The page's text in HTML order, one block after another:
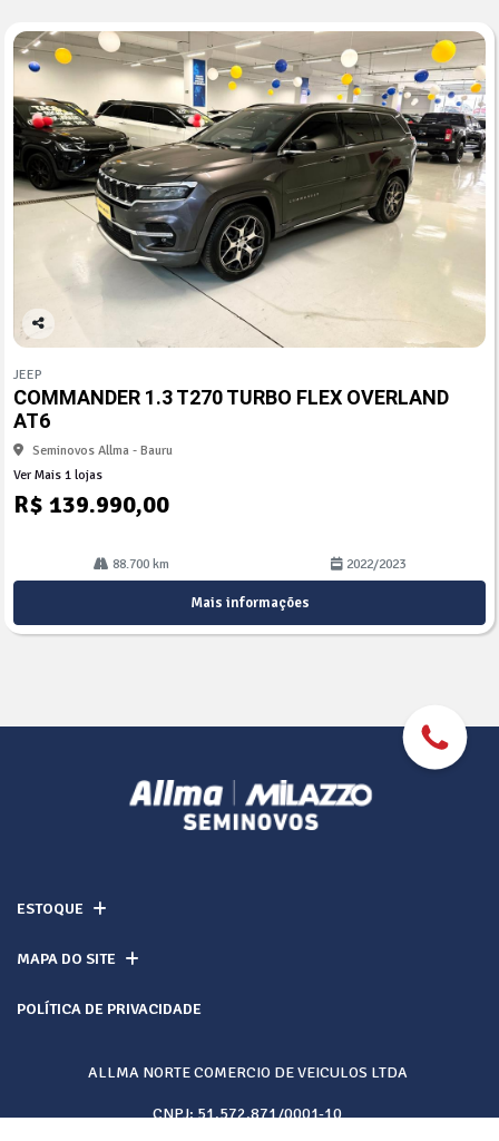
Co
arti
lhe
JEEP
COMMANDER 1.3 T270 TURBO FLEX OVERLAND
AT6
Seminovos Allma - Bauru
Ver Mais 1 lojas
R$ 139.990,00
88.700 km 2022/2023
Mais informações
ESTOQUE
MAPA DO SITE
POLÍTICA DE PRIVACIDADE
ALLMA NORTE COMERCIO DE VEICULOS LTDA
CNPJ: 51.572.871/0001-10